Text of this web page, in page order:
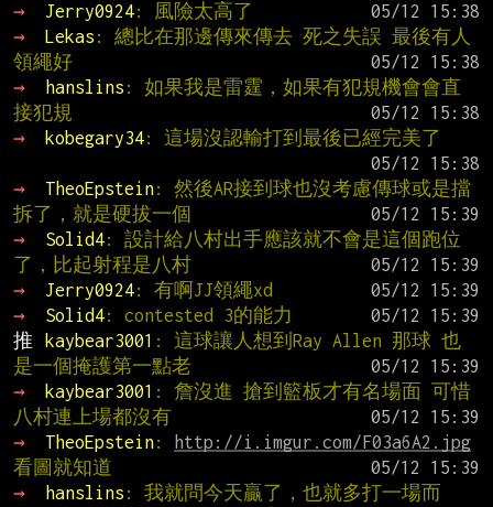
→
Jerry0924: 風險太高了
→
Lekas : 總比在那邊傳來傳去 死之失誤 最後有人
領繩好
→
hanslins : 如果我是雷霆，如果有犯規機會會直
接犯規
→
kobegary34: 這場沒認輸打到最後已經完美了
→
TheoEpstein: 然後AR接到球也沒考慮傳球或是擋
拆了，就是硬拔一個
→
Solid4: 設計給八村出手應該就不會是這個跑位
了，比起射程是八村
→
Jerry0924: 有啊JJ領繩xd
→
Solid4: contested 3的能力
推
kaybear3001 : 這球讓人想到Ray Allen 那球 也
是一個掩護第一點老
→
kaybear3001 : 詹沒進 搶到籃板才有名場面 可惜
八村連上場都沒有
→
TheoEpstein:
http://i.imgur.com/F03a6A2.jpg
看圖就知道
→
hanslins : 我就問今天贏了，也就多打一場而